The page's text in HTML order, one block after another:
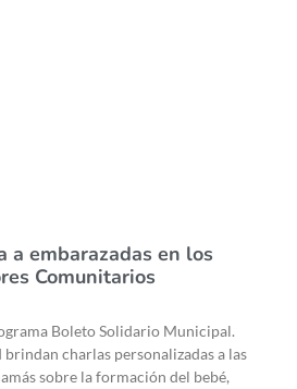
a embarazadas en los
Comunitarios
Boleto Solidario Municipal.
charlas personalizadas a las
sobre la formación del bebé,